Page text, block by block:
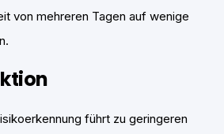
von mehreren Tagen auf wenige
führt zu geringeren